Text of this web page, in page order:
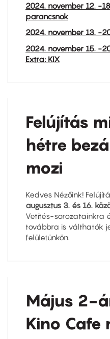
2024. november 12. -
parancsnok
2024. november 13. -
2024. november 15. -
Extra: KIX
Felújítás
hétre
mozi
Kedves Nézőink!
augusztus 3. és 16.
Vetítés-sorozatainkra
továbbra is válthatók
felületünkön.
Május 2-
Kino Cafe